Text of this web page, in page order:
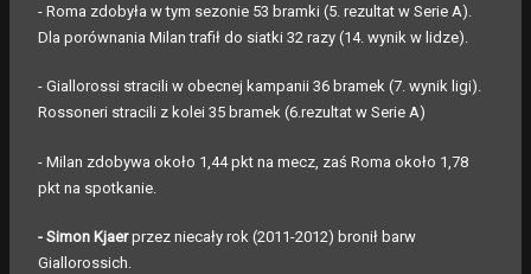
- Roma zdobyła w tym sezonie 53 bramki (5. rezultat w Serie A).
Dla porównania Milan trafił do siatki 32 razy (14. wynik w lidze).
- Giallorossi stracili w obecnej kampanii 36 bramek (7. wynik ligi).
Rossoneri stracili z kolei 35 bramek (6.rezultat w Serie A)
- Milan zdobywa około 1,44 pkt na mecz, zaś Roma około 1,78
pkt na spotkanie.
- Simon Kjaerprzez niecały rok (2011-2012) bronił barw
Giallorossich.